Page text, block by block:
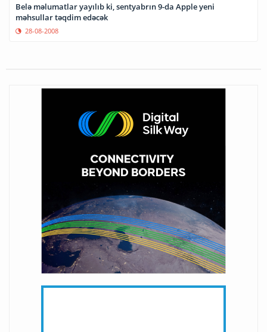
Belə məlumatlar yayılıb ki, sentyabrın 9-da Apple yeni
məhsullar təqdim edəcək
28-08-2008